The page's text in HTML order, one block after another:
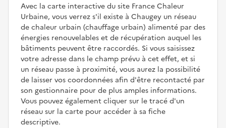
Avec la carte interactive du site France Chaleur
Urbaine, vous verrez s'il existe à Chaugey un réseau
de chaleur urbain (chauffage urbain) alimenté par des
énergies renouvelables et de récupération auquel les
bâtiments peuvent être raccordés. Si vous saisissez
votre adresse dans le champ prévu à cet effet, et si
un réseau passe à proximité, vous aurez la possibilité
de laisser vos coordonnées afin d'être recontacté par
son gestionnaire pour de plus amples informations.
Vous pouvez également cliquer sur le tracé d'un
réseau sur la carte pour accéder à sa fiche
descriptive.